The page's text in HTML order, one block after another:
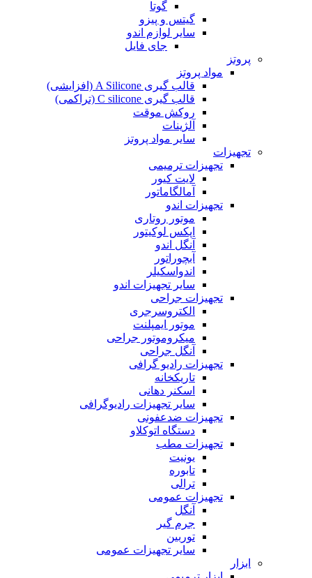
گوتا
گیتس و پیزو
سایر لوازم اندو
جای فایل
پروتز
مواد پروتز
قالب گیری A Silicone (افزایشی)
قالب گیری C silicone (تراکمی)
روکش موقت
آلژینات
سایر مواد پروتز
تجهیزات
تجهیزات ترمیمی
لایت کیور
آمالگاماتور
تجهیزات اندو
موتور روتاری
اپکس لوکیتور
آنگل اندو
آبچوراتور
اندواسکیلر
سایر تجهیزات اندو
تجهیزات جراحی
الکتروسرجری
موتور ایمپلنت
میکروموتور جراحی
آنگل جراحی
تجهیزات رادیو گرافی
تاریکخانه
اسکنر دهانی
سایر تجهیزات رادیوگرافی
تجهیزات ضدعفونی
دستگاه اتوکلاو
تجهیزات مطب
یونیت
تابوره
ترالی
تجهیزات عمومی
آنگل
جرم گیر
توربین
سایر تجهیزات عمومی
ابزار